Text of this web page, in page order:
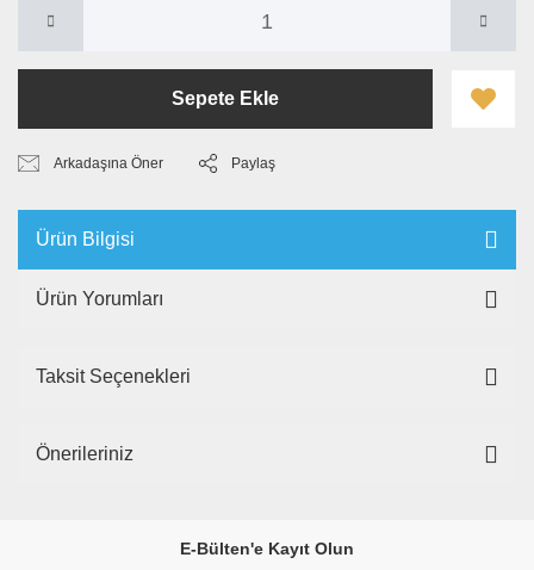
Sepete Ekle
Arkadaşına Öner Paylaş
Ürün Bilgisi
Ürün Yorumları
Taksit Seçenekleri
Önerileriniz
E-Bülten'e Kayıt Olun